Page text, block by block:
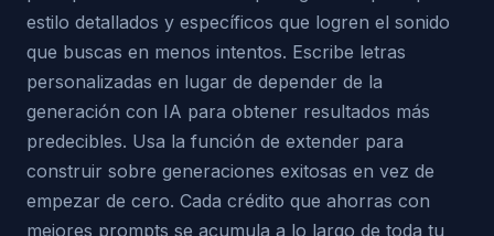
estilo detallados y específicos que logren el sonido
que buscas en menos intentos. Escribe letras
personalizadas en lugar de depender de la
generación con IA para obtener resultados más
predecibles. Usa la función de extender para
construir sobre generaciones exitosas en vez de
empezar de cero. Cada crédito que ahorras con
mejores prompts se acumula a lo largo de toda tu